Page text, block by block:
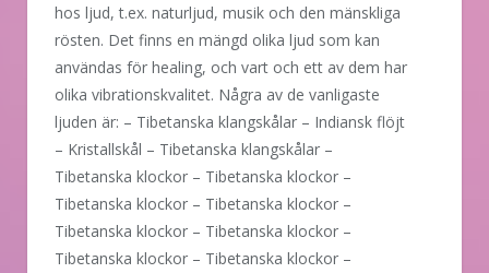
hos ljud, t.ex. naturljud, musik och den mänskliga
rösten. Det finns en mängd olika ljud som kan
användas för healing, och vart och ett av dem har
olika vibrationskvalitet. Några av de vanligaste
ljuden är: – Tibetanska klangskålar – Indiansk flöjt
– Kristallskål – Tibetanska klangskålar –
Tibetanska klockor – Tibetanska klockor –
Tibetanska klockor – Tibetanska klockor –
Tibetanska klockor – Tibetanska klockor –
Tibetanska klockor – Tibetanska klockor –